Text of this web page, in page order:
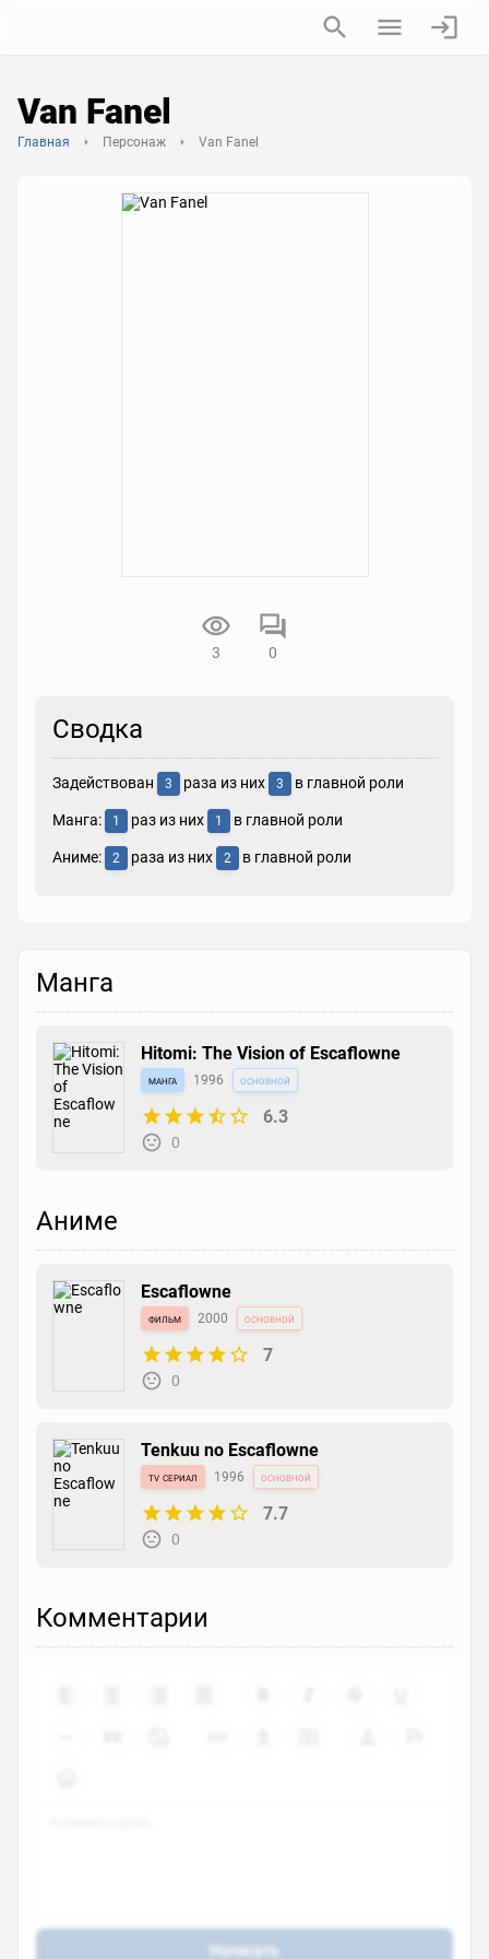
Van Fanel
Главная Персонаж Van Fanel
3 0
Сводка
Задействован 3 раза из них 3 в главной роли
Манга: 1 раз из них 1 в главной роли
Аниме: 2 раза из них 2 в главной роли
Манга
Hitomi: The Vision of Escaflowne
манга 1996 основной
6.3
0
Аниме
Escaflowne
фильм 2000 основной
7
0
Tenkuu no Escaflowne
tv сериал 1996 основной
7.7
0
Комментарии
Написать